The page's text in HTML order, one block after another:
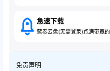
急速下载
蓝奏云盘(无需登录)跑满带宽
免责声明